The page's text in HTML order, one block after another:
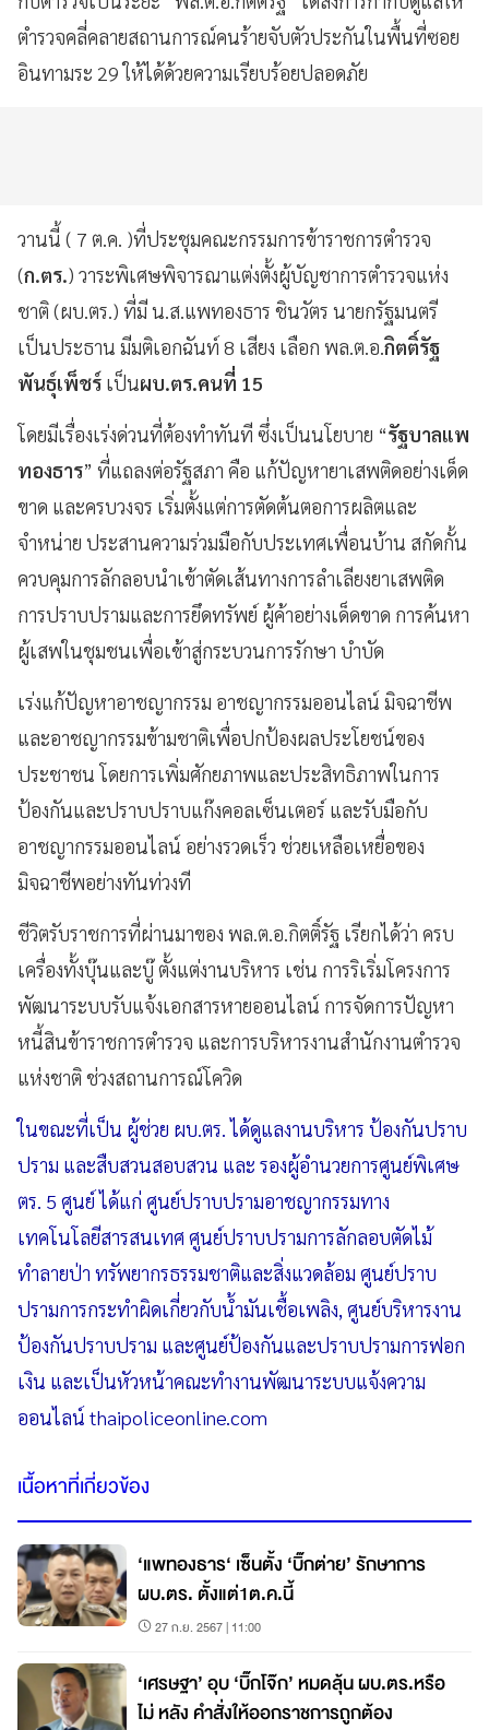
ตำรวจคลี่คลายสถานการณ์คนร้ายจับตัวประกันในพื้นที่ซอย
อินทามระ 29 ให้ได้ด้วยความเรียบร้อยปลอดภัย
วานนี้ ( 7 ต.ค. )ที่ประชุมคณะกรรมการข้าราชการตำรวจ
(ก.ตร.) วาระพิเศษพิจารณาแต่งตั้งผู้บัญชาการตำรวจแห่ง
ชาติ (ผบ.ตร.) ที่มี น.ส.แพทองธาร ชินวัตร นายกรัฐมนตรี
เป็นประธาน มีมติเอกฉันท์ 8 เสียง เลือก พล.ต.อ.กิตติ์รัฐ
พันธุ์เพ็ชร์ เป็นผบ.ตร.คนที่ 15
โดยมีเรื่องเร่งด่วนที่ต้องทำทันที ซึ่งเป็นนโยบาย “รัฐบาลแพ
ทองธาร” ที่แถลงต่อรัฐสภา คือ แก้ปัญหายาเสพติดอย่างเด็ด
ขาด และครบวงจร เริ่มตั้งแต่การตัดต้นตอการผลิตและ
จำหน่าย ประสานความร่วมมือกับประเทศเพื่อนบ้าน สกัดกั้น
ควบคุมการลักลอบนำเข้าตัดเส้นทางการลำเลียงยาเสพติด
การปราบปรามและการยึดทรัพย์ ผู้ค้าอย่างเด็ดขาด การค้นหา
ผู้เสพในชุมชนเพื่อเข้าสู่กระบวนการรักษา บำบัด
เร่งแก้ปัญหาอาชญากรรม อาชญากรรมออนไลน์ มิจฉาชีพ
และอาชญากรรมข้ามชาติเพื่อปกป้องผลประโยชน์ของ
ประชาชน โดยการเพิ่มศักยภาพและประสิทธิภาพในการ
ป้องกันและปราบปราบแก๊งคอลเซ็นเตอร์ และรับมือกับ
อาชญากรรมออนไลน์ อย่างรวดเร็ว ช่วยเหลือเหยื่อของ
มิจฉาชีพอย่างทันท่วงที
ชีวิตรับราชการที่ผ่านมาของ พล.ต.อ.กิตติ์รัฐ เรียกได้ว่า ครบ
เครื่องทั้งบุ๊นและบู๊ ตั้งแต่งานบริหาร เช่น การริเริ่มโครงการ
พัฒนาระบบรับแจ้งเอกสารหายออนไลน์ การจัดการปัญหา
หนี้สินข้าราชการตำรวจ และการบริหารงานสำนักงานตำรวจ
แห่งชาติ ช่วงสถานการณ์โควิด
ในขณะที่เป็น ผู้ช่วย ผบ.ตร. ได้ดูแลงานบริหาร ป้องกันปราบ
ปราม และสืบสวนสอบสวน และ รองผู้อำนวยการศูนย์พิเศษ
ตร. 5 ศูนย์ ได้แก่ ศูนย์ปราบปรามอาชญากรรมทาง
เทคโนโลยีสารสนเทศ ศูนย์ปราบปรามการลักลอบตัดไม้
ทำลายป่า ทรัพยากรธรรมชาติและสิ่งแวดล้อม ศูนย์ปราบ
ปรามการกระทำผิดเกี่ยวกับน้ำมันเชื้อเพลิง, ศูนย์บริหารงาน
ป้องกันปราบปราม และศูนย์ป้องกันและปราบปรามการฟอก
เงิน และเป็นหัวหน้าคณะทำงานพัฒนาระบบแจ้งความ
ออนไลน์ thaipoliceonline.com
เนื้อหาที่เกี่ยวข้อง
‘แพทองธาร‘ เซ็นตั้ง ‘บิ๊กต่าย’ รักษาการ
ผบ.ตร. ตั้งแต่1ต.ค.นี้
27 ก.ย. 2567 | 11:00
‘เศรษฐา’ อุบ ‘บิ๊กโจ๊ก’ หมดลุ้น ผบ.ตร.หรือ
ไม่ หลัง คำสั่งให้ออกราชการถูกต้อง